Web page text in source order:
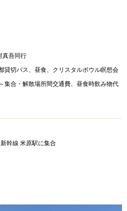
真吾同行
貸切バス、昼食、クリスタルボウル瞑想会
集合・解散場所間交通費、昼食時飲み物代
幹線 米原駅に集合